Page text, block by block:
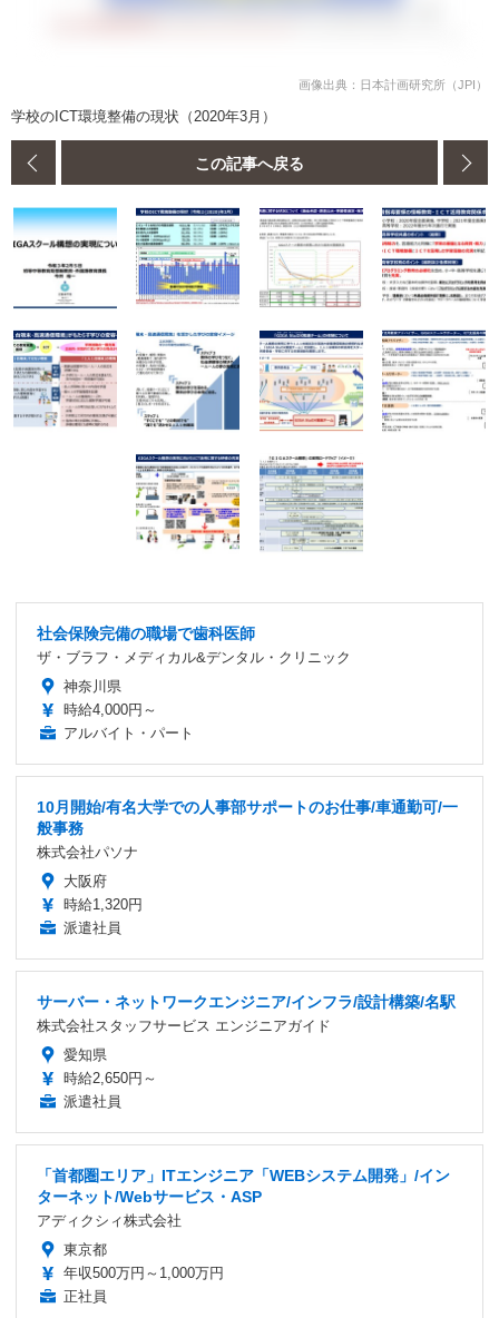
画像出典：日本計画研究所（JPI）
学校のICT環境整備の現状（2020年3月）
この記事へ戻る
社会保険完備の職場で歯科医師
ザ・ブラフ・メディカル&デンタル・クリニック
神奈川県
時給4,000円～
アルバイト・パート
10月開始/有名大学での人事部サポートのお仕事/車通勤可/一
般事務
株式会社パソナ
大阪府
時給1,320円
派遣社員
サーバー・ネットワークエンジニア/インフラ/設計構築/名駅
株式会社スタッフサービス エンジニアガイド
愛知県
時給2,650円～
派遣社員
「首都圏エリア」ITエンジニア「WEBシステム開発」/イン
ターネット/Webサービス・ASP
アディクシィ株式会社
東京都
年収500万円～1,000万円
正社員